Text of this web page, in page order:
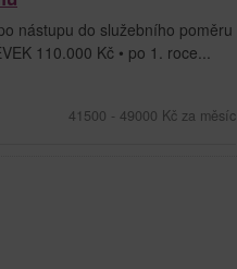
nástupu do služebního poměru
110.000 Kč • po 1. roce...
41500 - 49000 Kč za měsíc